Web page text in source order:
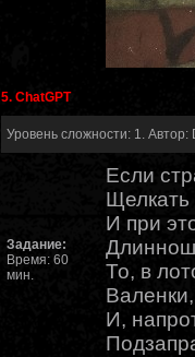
5. ChatGPT
Уровень сложности: 1. Автор:
Задание:
Время: 60
мин.
Если
Щелкать
И при
То, в
И,